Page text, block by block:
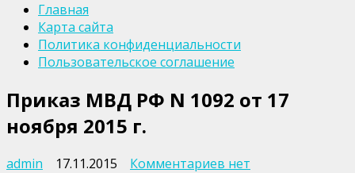
Главная
Карта сайта
Политика конфиденциальности
Пользовательское соглашение
Приказ МВД РФ N 1092 от 17
ноября 2015 г.
admin 17.11.2015 Комментариев кнет